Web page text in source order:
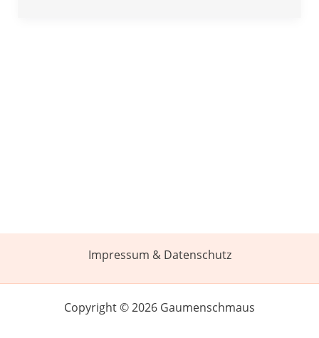
Impressum & Datenschutz
Copyright © 2026 Gaumenschmaus